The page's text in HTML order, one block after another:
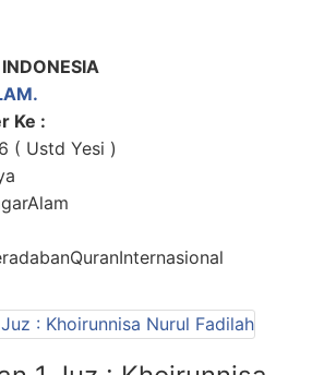
Ke :
( Ustd Yesi )